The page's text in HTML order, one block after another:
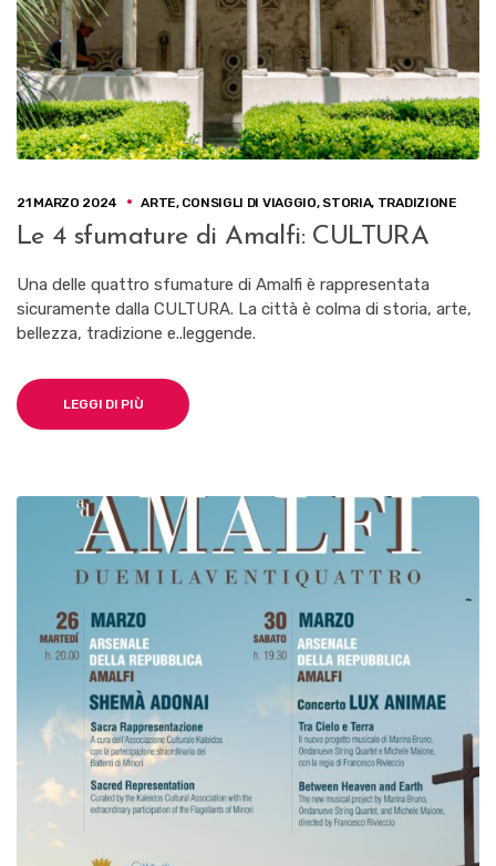
21 MARZO 2024 ARTE, CONSIGLI DI VIAGGIO, STORIA, TRADIZIONE
Le 4 sfumature di Amalfi: CULTURA
Una delle quattro sfumature di Amalfi è rappresentata
sicuramente dalla CULTURA. La città è colma di storia, arte,
bellezza, tradizione e..leggende.
LEGGI DI PIÙ